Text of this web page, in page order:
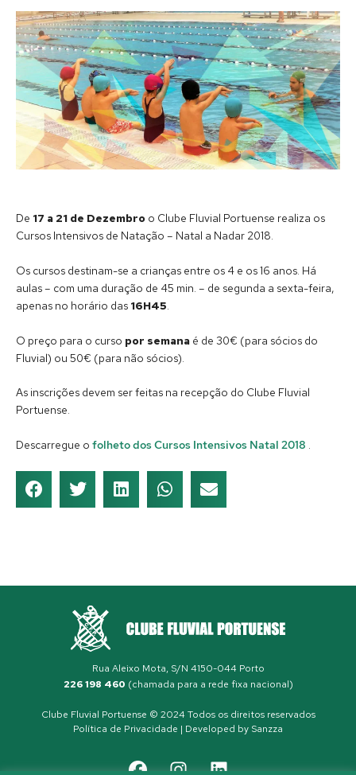
De 17 a 21 de Dezembro o Clube Fluvial Portuense realiza os
Cursos Intensivos de Natação – Natal a Nadar 2018.
Os cursos destinam-se a crianças entre os 4 e os 16 anos. Há
aulas – com uma duração de 45 min. – de segunda a sexta-feira,
apenas no horário das 16H45.
O preço para o curso por semana é de 30€ (para sócios do
Fluvial) ou 50€ (para não sócios).
As inscrições devem ser feitas na recepção do Clube Fluvial
Portuense.
Descarregue o folheto dos Cursos Intensivos Natal 2018 .
Rua Aleixo Mota, S/N 4150-044 Porto
226 198 460 (chamada para a rede fixa nacional)
Clube Fluvial Portuense © 2024 Todos os direitos reservados
Política de Privacidade | Developed by Sanzza